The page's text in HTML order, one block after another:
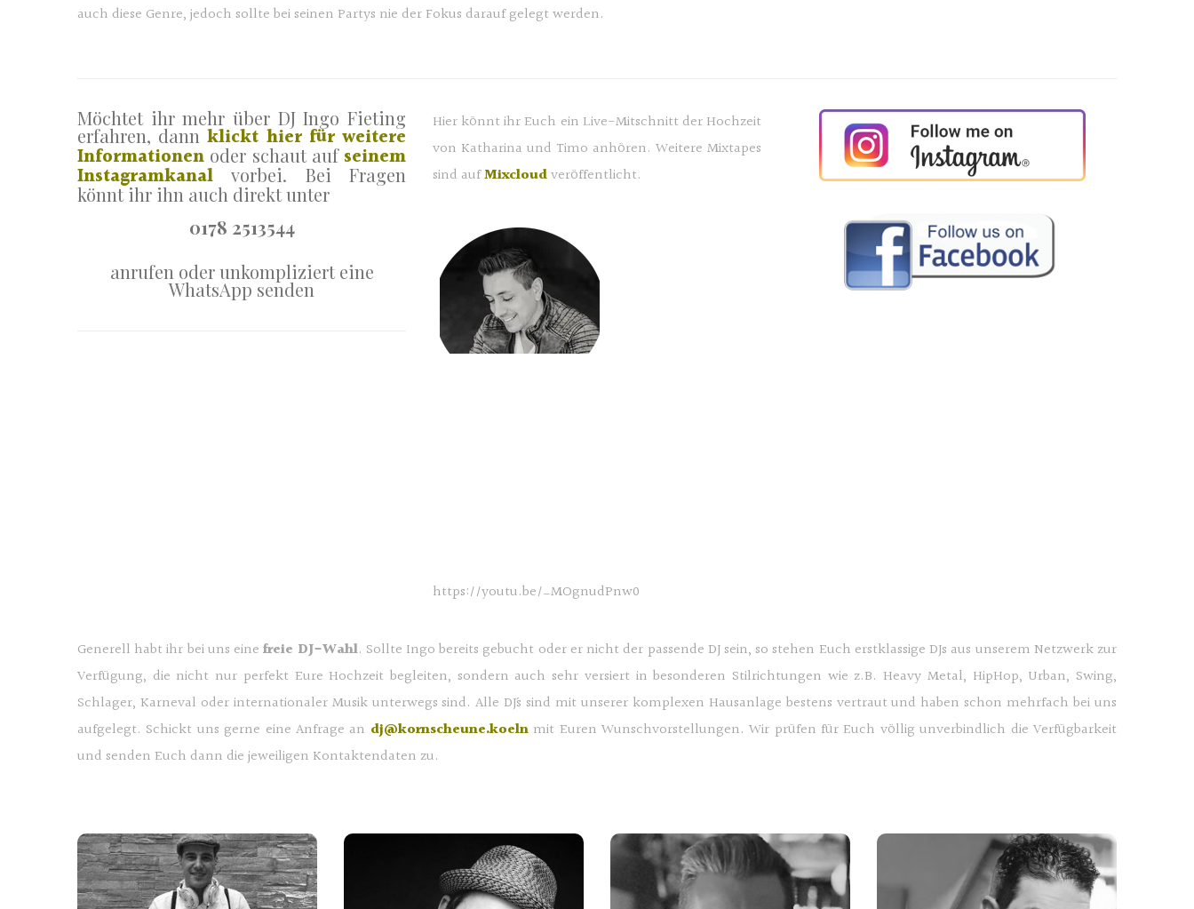
auch diese Genre, jedoch sollte bei seinen Partys nie der Fokus darauf gelegt werden.
Möchtet ihr mehr über DJ Ingo Fieting
erfahren, dann klickt hier für weitere
Informationen oder schaut auf seinem
Instagramkanal
vorbei. Bei Fragen
könnt ihr ihn auch direkt unter
0178 2513544
anrufen oder unkompliziert eine
WhatsApp senden
Hier könnt ihr Euch ein Live-Mitschnitt der Hochzeit
von Katharina und Timo anhören. Weitere Mixtapes
sind aufMixcloudveröffentlicht.
https://youtu.be/_MOgnudPnw0
Generell habt ihr bei uns einefreie DJ-Wahl. Sollte Ingo bereits gebucht oder er nicht der passende DJ sein, so stehen Euch erstklassige DJs aus unserem Netzwerk zur
Verfügung, die nicht nur perfekt Eure Hochzeit begleiten, sondern auch sehr versiert in besonderen Stilrichtungen wie z.B. Heavy Metal, HipHop, Urban, Swing,
Schlager, Karneval oder internationaler Musik unterwegs sind. Alle DJ´s sind mit unserer komplexen Hausanlage bestens vertraut und haben schon mehrfach bei uns
aufgelegt. Schickt uns gerne eine Anfrage an dj@kornscheune.koelnmit Euren Wunschvorstellungen. Wir prüfen für Euch völlig unverbindlich die Verfügbarkeit
und senden Euch dann die jeweiligen Kontaktendaten zu.